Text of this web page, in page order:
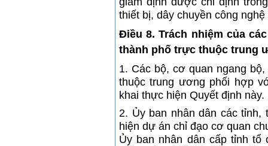
thiết bị, dây chuyền công
Điều 8. Trách nhiệm của
thành phố trực thuộc trung
1. Các bộ, cơ quan ngang
thuộc trung ương phối hợp
khai thực hiện Quyết định này.
2. Ủy ban nhân dân các
hiện dự án chỉ đạo cơ quan
Ủy ban nhân dân cấp tỉnh